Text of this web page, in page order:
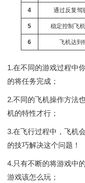
4 通过反复驾
5 稳定控制飞
6 飞机达到
1.在不同的游戏过程中
的将任务完成；
2.不同的飞机操作方法
机的特性才行；
3.在飞行过程中，飞机
的技巧解决这个问题！
4.只有不断的将游戏中
游戏该怎么玩；